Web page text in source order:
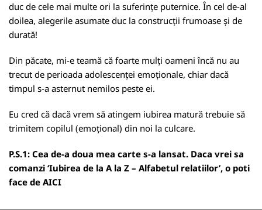
duc de cele mai multe ori la suferințe puternice. În cel de-al
doilea, alegerile asumate duc la construcții frumoase și de
durată!
Din păcate, mi-e teamă că foarte mulți oameni încă nu au
trecut de perioada adolescenței emoționale, chiar dacă
timpul s-a asternut nemilos peste ei.
Eu cred că dacă vrem să atingem iubirea matură trebuie să
trimitem copilul (emoțional) din noi la culcare.
P.S.1: Cea de-a doua mea carte s-a lansat. Daca vrei sa
comanzi ‘Iubirea de la A la Z – Alfabetul relatiilor’, o poti
face de AICI